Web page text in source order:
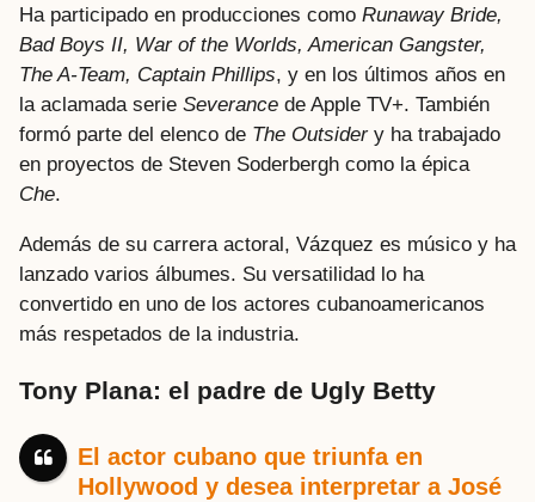
Ha participado en producciones como Runaway Bride,
Bad Boys II, War of the Worlds, American Gangster,
The A-Team, Captain Phillips, y en los últimos años en
la aclamada serie Severance de Apple TV+. También
formó parte del elenco de The Outsidery ha trabajado
en proyectos de Steven Soderbergh como la épica
Che.
Además de su carrera actoral, Vázquez es músico y ha
lanzado varios álbumes. Su versatilidad lo ha
convertido en uno de los actores cubanoamericanos
más respetados de la industria.
Tony Plana: el padre de Ugly Betty
El actor cubano que triunfa en
Hollywood y desea interpretar a José